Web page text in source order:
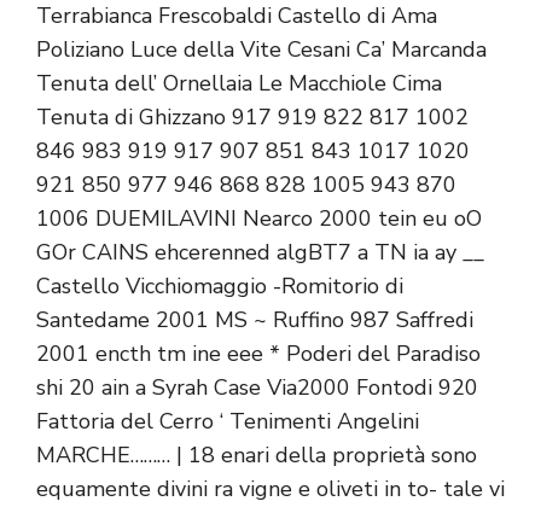
Terrabianca Frescobaldi Castello di Ama
Poliziano Luce della Vite Cesani Ca’ Marcanda
Tenuta dell’ Ornellaia Le Macchiole Cima
Tenuta di Ghizzano 917 919 822 817 1002
846 983 919 917 907 851 843 1017 1020
921 850 977 946 868 828 1005 943 870
1006 DUEMILAVINI Nearco 2000 tein eu oO
GOr CAINS ehcerenned algBT7 a TN ia ay __
Castello Vicchiomaggio -Romitorio di
Santedame 2001 MS ~ Ruffino 987 Saffredi
2001 encth tm ine eee * Poderi del Paradiso
shi 20 ain a Syrah Case Via2000 Fontodi 920
Fattoria del Cerro ‘ Tenimenti Angelini
MARCHE……… | 18 enari della proprietà sono
equamente divini ra vigne e oliveti in to- tale vi